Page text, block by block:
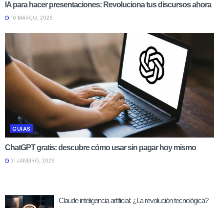
IA para hacer presentaciones: Revoluciona tus discursos ahora
10 MARÇO, 2026
GUÍAS
ChatGPT gratis: descubre cómo usar sin pagar hoy mismo
31 JANEIRO, 2026
Claude inteligencia artificial: ¿La revolución tecnológica?